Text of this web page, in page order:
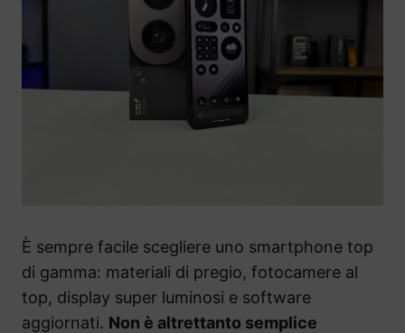
È sempre facile scegliere uno smartphone top
di gamma: materiali di pregio, fotocamere al
top, display super luminosi e software
aggiornati. Non è altrettanto semplice